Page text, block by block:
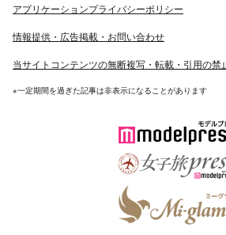
アプリケーションプライバシーポリシー
情報提供・広告掲載・お問い合わせ
当サイトコンテンツの無断複写・転載・引用の禁
※一定期間を過ぎた記事は非表示になることがあります